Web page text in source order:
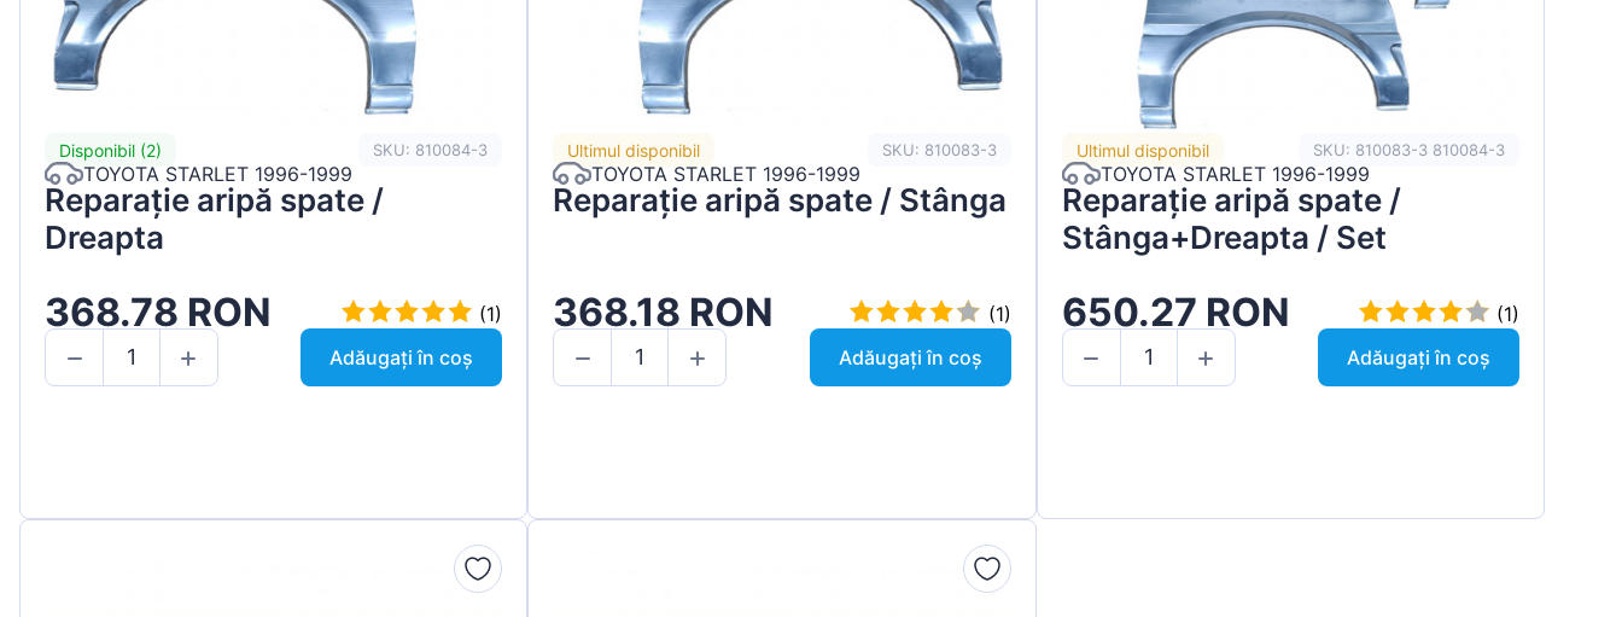
Disponibil (2) SKU: 810084-3
TOYOTA STARLET 1996-1999
Reparație aripă spate /
Dreapta
368.78 RON
(1)
Adăugați în coș
Ultimul disponibil SKU: 810083-3
TOYOTA STARLET 1996-1999
Reparație aripă spate / Stânga
368.18 RON
(1)
Adăugați în coș
Ultimul disponibil SKU: 810083-3 810084-3
TOYOTA STARLET 1996-1999
Reparație aripă spate /
Stânga+Dreapta / Set
650.27 RON
(1)
Adăugați în coș